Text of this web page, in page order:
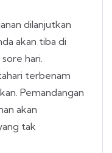
dilanjutkan
akan tiba di
hari.
terbenam
Pemandangan
akan
tak